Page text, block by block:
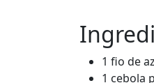
1 fio de
1 cebola